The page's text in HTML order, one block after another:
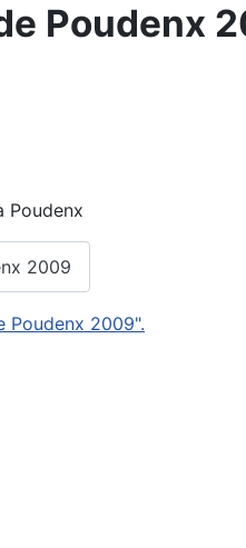
Poudenx
Poudenx
2009
Poudenx 2009".